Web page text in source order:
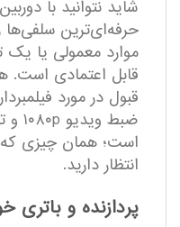
حرفه‌ای‌ترین سلفی‌ها
موارد معمولی یا
قابل اعتمادی است.
قبول در مورد
است؛ همان چیزی که
انتظار دارید.
پردازنده و باتری